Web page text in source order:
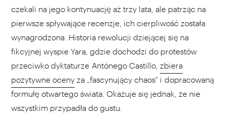
czekali na jego kontynuację aż trzy lata, ale patrząc na
pierwsze spływające recenzje, ich cierpliwość została
wynagrodzona. Historia rewolucji dziejącej się na
fikcyjnej wyspie Yara, gdzie dochodzi do protestów
przeciwko dyktaturze Antónego Castillo, zbiera
pozytywne oceny za „fascynujący chaos" i dopracowaną
formułę otwartego świata. Okazuje się jednak, że nie
wszystkim przypadła do gustu.